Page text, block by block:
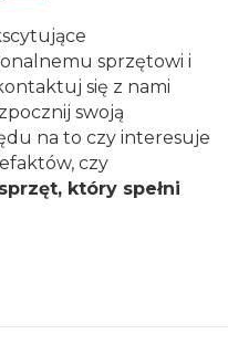
sprzętowi i
się z nami
swoją
na to czy interesuje
czy
który spełni